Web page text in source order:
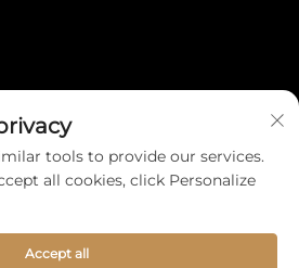
tools to provide our services.
all cookies, click Personalize
Accept all